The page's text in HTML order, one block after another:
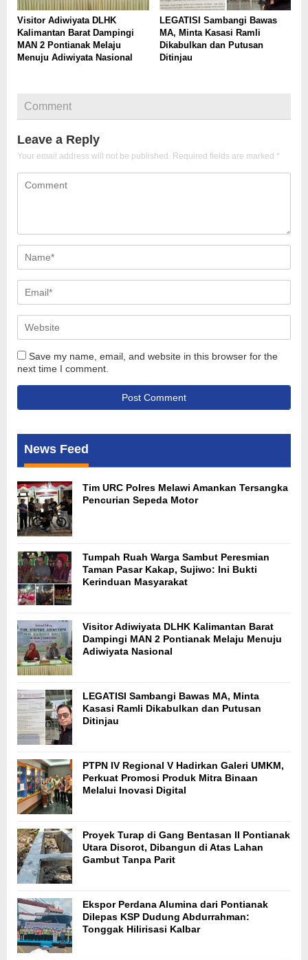
Visitor Adiwiyata DLHK
Kalimantan Barat Dampingi
MAN 2 Pontianak Melaju
Menuju Adiwiyata Nasional
LEGATISI Sambangi Bawas
MA, Minta Kasasi Ramli
Dikabulkan dan Putusan
Ditinjau
Comment
Leave a Reply
Your email address will not be published. Required fields are marked *
Save my name, email, and website in this browser for the
next time I comment.
News Feed
Tim URC Polres Melawi Amankan Tersangka
Pencurian Sepeda Motor
Tumpah Ruah Warga Sambut Peresmian
Taman Pasar Kakap, Sujiwo: Ini Bukti
Kerinduan Masyarakat
Visitor Adiwiyata DLHK Kalimantan Barat
Dampingi MAN 2 Pontianak Melaju Menuju
Adiwiyata Nasional
LEGATISI Sambangi Bawas MA, Minta
Kasasi Ramli Dikabulkan dan Putusan
Ditinjau
PTPN IV Regional V Hadirkan Galeri UMKM,
Perkuat Promosi Produk Mitra Binaan
Melalui Inovasi Digital
Proyek Turap di Gang Bentasan II Pontianak
Utara Disorot, Dibangun di Atas Lahan
Gambut Tanpa Parit
Ekspor Perdana Alumina dari Pontianak
Dilepas KSP Dudung Abdurrahman:
Tonggak Hilirisasi Kalbar